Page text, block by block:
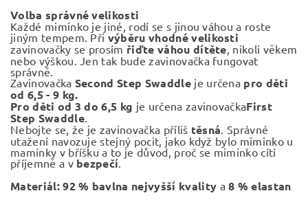
Volba správné velikosti
Každé miminko je jiné, rodí se s jinou váhou a roste
jiným tempem. Při výběru vhodné velikosti
zavinovačky se prosím řiďte váhou dítěte, nikoli věkem
nebo výškou. Jen tak bude zavinovačka fungovat
správně.
Zavinovačka Second Step Swaddleje určena pro děti
od 6,5 - 9 kg.
Pro děti od 3 do 6,5 kg je určena zavinovačkaFirst
Step Swaddle.
Nebojte se, že je zavinovačka příliš těsná. Správné
utažení navozuje stejný pocit, jako když bylo miminko u
maminky v bříšku a to je důvod, proč se miminko cítí
příjemně a v bezpečí.
Materiál: 92 % bavlna nejvyšší kvality a8 % elastan